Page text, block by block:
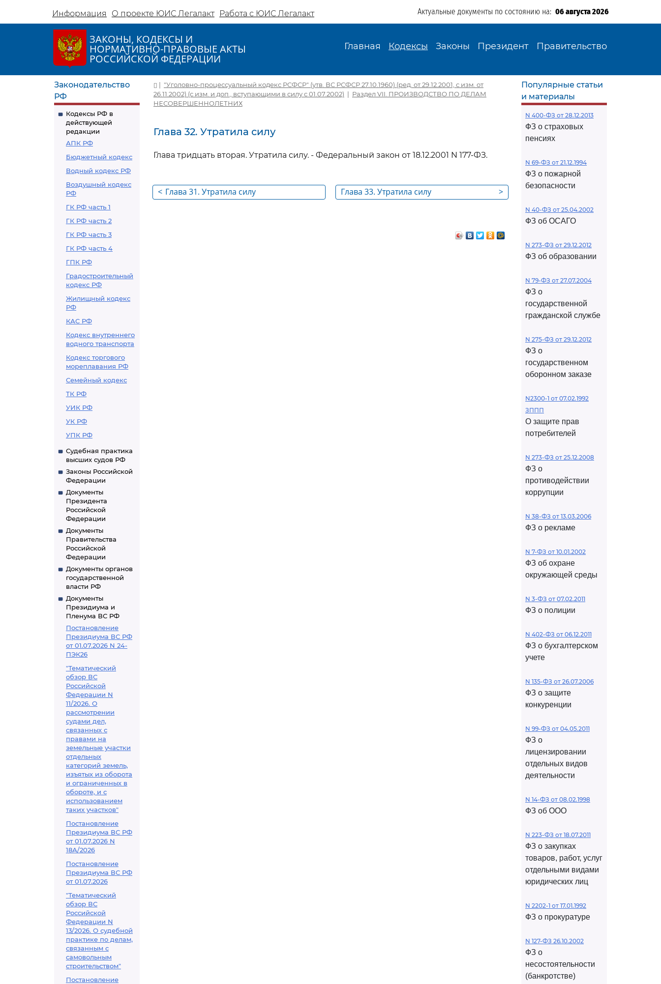
Информация О проекте ЮИС Легалакт Работа с ЮИС Легалакт Актуальные документы по состоянию на: 06 августа 2026
ЗАКОНЫ, КОДЕКСЫ И
НОРМАТИВНО-ПРАВОВЫЕ АКТЫ
РОССИЙСКОЙ ФЕДЕРАЦИИ
Главная Кодексы Законы Президент Правительство
Законодательство
РФ
Кодексы РФ в
действующей
редакции
АПК РФ
Бюджетный кодекс
Водный кодекс РФ
Воздушный кодекс
РФ
ГК РФ часть 1
ГК РФ часть 2
ГК РФ часть 3
ГК РФ часть 4
ГПК РФ
Градостроительный
кодекс РФ
Жилищный кодекс
РФ
КАС РФ
Кодекс внутреннего
водного транспорта
Кодекс торгового
мореплавания РФ
Семейный кодекс
ТК РФ
УИК РФ
УК РФ
УПК РФ
Судебная практика
высших судов РФ
Законы Российской
Федерации
Документы
Президента
Российской
Федерации
Документы
Правительства
Российской
Федерации
Документы органов
государственной
власти РФ
Документы
Президиума и
Пленума ВС РФ
Постановление
Президиума ВС РФ
от 01.07.2026 N 24-
ПЭК26
"Тематический
обзор ВС
Российской
Федерации N
11/2026. О
рассмотрении
судами дел,
связанных с
правами на
земельные участки
отдельных
категорий земель,
изъятых из оборота
и ограниченных в
обороте, и с
использованием
таких участков"
Постановление
Президиума ВС РФ
от 01.07.2026 N
18А/2026
Постановление
Президиума ВС РФ
от 01.07.2026
"Тематический
обзор ВС
Российской
Федерации N
13/2026. О судебной
практике по делам,
связанным с
самовольным
строительством"
Постановление
| "Уголовно-процессуальный кодекс РСФСР" (утв. ВС РСФСР 27.10.1960) (ред. от 29.12.2001, с изм. от
26.11.2002) (с изм. и доп., вступающими в силу с 01.07.2002) | Раздел VII. ПРОИЗВОДСТВО ПО ДЕЛАМ
НЕСОВЕРШЕННОЛЕТНИХ
Глава 32. Утратила силу
Глава тридцать вторая. Утратила силу. - Федеральный закон от 18.12.2001 N 177-ФЗ.
< Глава 31. Утратила силу >
Глава 33. Утратила силу
Популярные статьи
и материалы
N 400-ФЗ от 28.12.2013
ФЗ о страховых
пенсиях
N 69-ФЗ от 21.12.1994
ФЗ о пожарной
безопасности
N 40-ФЗ от 25.04.2002
ФЗ об ОСАГО
N 273-ФЗ от 29.12.2012
ФЗ об образовании
N 79-ФЗ от 27.07.2004
ФЗ о
государственной
гражданской службе
N 275-ФЗ от 29.12.2012
ФЗ о
государственном
оборонном заказе
N2300-1 от 07.02.1992
ЗППП
О защите прав
потребителей
N 273-ФЗ от 25.12.2008
ФЗ о
противодействии
коррупции
N 38-ФЗ от 13.03.2006
ФЗ о рекламе
N 7-ФЗ от 10.01.2002
ФЗ об охране
окружающей среды
N 3-ФЗ от 07.02.2011
ФЗ о полиции
N 402-ФЗ от 06.12.2011
ФЗ о бухгалтерском
учете
N 135-ФЗ от 26.07.2006
ФЗ о защите
конкуренции
N 99-ФЗ от 04.05.2011
ФЗ о
лицензировании
отдельных видов
деятельности
N 14-ФЗ от 08.02.1998
ФЗ об ООО
N 223-ФЗ от 18.07.2011
ФЗ о закупках
товаров, работ, услуг
отдельными видами
юридических лиц
N 2202-1 от 17.01.1992
ФЗ о прокуратуре
N 127-ФЗ 26.10.2002
ФЗ о
несостоятельности
(банкротстве)